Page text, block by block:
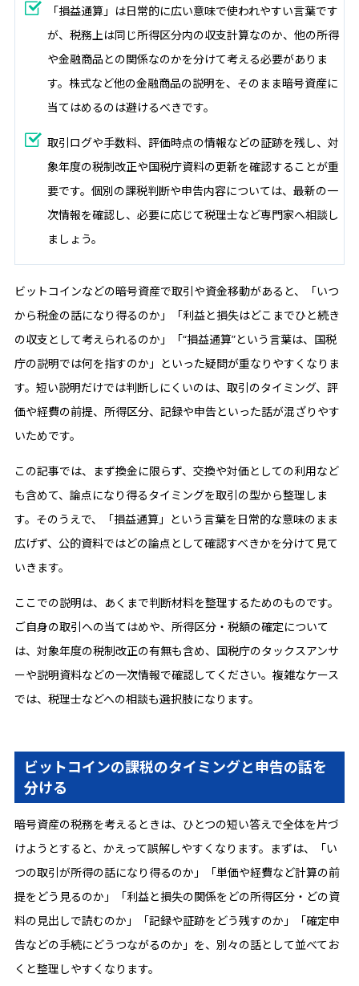
「損益通算」は日常的に広い意味で使われやすい言葉です
が、税務上は同じ所得区分内の収支計算なのか、他の所得
や金融商品との関係なのかを分けて考える必要がありま
す。株式など他の金融商品の説明を、そのまま暗号資産に
当てはめるのは避けるべきです。
取引ログや手数料、評価時点の情報などの証跡を残し、対
象年度の税制改正や国税庁資料の更新を確認することが重
要です。個別の課税判断や申告内容については、最新の一
次情報を確認し、必要に応じて税理士など専門家へ相談し
ましょう。
ビットコインなどの暗号資産で取引や資金移動があると、「いつ
から税金の話になり得るのか」「利益と損失はどこまでひと続き
の収支として考えられるのか」「“損益通算”という言葉は、国税
庁の説明では何を指すのか」といった疑問が重なりやすくなりま
す。短い説明だけでは判断しにくいのは、取引のタイミング、評
価や経費の前提、所得区分、記録や申告といった話が混ざりやす
いためです。
この記事では、まず換金に限らず、交換や対価としての利用など
も含めて、論点になり得るタイミングを取引の型から整理しま
す。そのうえで、「損益通算」という言葉を日常的な意味のまま
広げず、公的資料ではどの論点として確認すべきかを分けて見て
いきます。
ここでの説明は、あくまで判断材料を整理するためのものです。
ご自身の取引への当てはめや、所得区分・税額の確定について
は、対象年度の税制改正の有無も含め、国税庁のタックスアンサ
ーや説明資料などの一次情報で確認してください。複雑なケース
では、税理士などへの相談も選択肢になります。
ビットコインの課税のタイミングと申告の話を
分ける
暗号資産の税務を考えるときは、ひとつの短い答えで全体を片づ
けようとすると、かえって誤解しやすくなります。まずは、「い
つの取引が所得の話になり得るのか」「単価や経費など計算の前
提をどう見るのか」「利益と損失の関係をどの所得区分・どの資
料の見出しで読むのか」「記録や証跡をどう残すのか」「確定申
告などの手続にどうつながるのか」を、別々の話として並べてお
くと整理しやすくなります。